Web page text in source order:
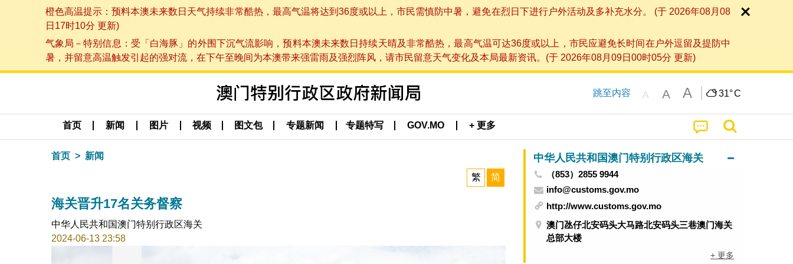
橙色高温提示：预料本澳未来数日天气持续非常酷热，最高气温将达到36度或以上，市民需慎防中暑，避免在烈日下进行户外活动及多补充水分。 (于 2026年08月08
日17时10分 更新)
气象局－特别信息：受「白海豚」的外围下沉气流影响，预料本澳未来数日持续天晴及非常酷热，最高气温可达36度或以上，市民应避免长时间在户外逗留及提防中
暑，并留意高温触发引起的强对流，在下午至晚间为本澳带来强雷雨及强烈阵风，请市民留意天气变化及本局最新资讯。(于 2026年08月09日00时05分 更新)
跳至内容 A A A 31°C
首页 新闻 图片 视频 图文包 专题新闻 专题特写 GOV.MO + 更多
首页 新闻
繁 简
海关晋升17名关务督察
中华人民共和国澳门特别行政区海关
2024-06-13 23:58
中华人民共和国澳门特别行政区海关
（853）2855 9944
info@customs.gov.mo
http://www.customs.gov.mo
澳门氹仔北安码头大马路北安码头三巷澳门海关
总部大楼
+ 更多